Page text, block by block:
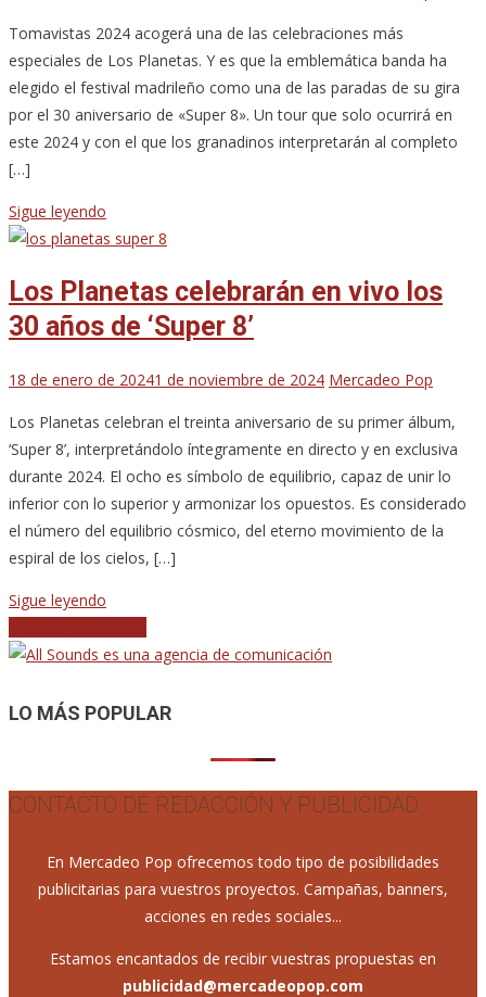
Tomavistas 2024 acogerá una de las celebraciones más
especiales de Los Planetas. Y es que la emblemática banda ha
elegido el festival madrileño como una de las paradas de su gira
por el 30 aniversario de «Super 8». Un tour que solo ocurrirá en
este 2024 y con el que los granadinos interpretarán al completo
[…]
Sigue leyendo
Los Planetas celebrarán en vivo los
30 años de ‘Super 8’
18 de enero de 20241 de noviembre de 2024 Mercadeo Pop
Los Planetas celebran el treinta aniversario de su primer álbum,
‘Super 8’, interpretándolo íntegramente en directo y en exclusiva
durante 2024. El ocho es símbolo de equilibrio, capaz de unir lo
inferior con lo superior y armonizar los opuestos. Es considerado
el número del equilibrio cósmico, del eterno movimiento de la
espiral de los cielos, […]
Sigue leyendo
Navegación
de
entradas
LO MÁS POPULAR
CONTACTO DE REDACCIÓN Y PUBLICIDAD
En Mercadeo Pop ofrecemos todo tipo de posibilidades
publicitarias para vuestros proyectos. Campañas, banners,
acciones en redes sociales...
Estamos encantados de recibir vuestras propuestas en
publicidad@mercadeopop.com